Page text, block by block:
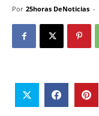
Por 25horas DeNoticias -